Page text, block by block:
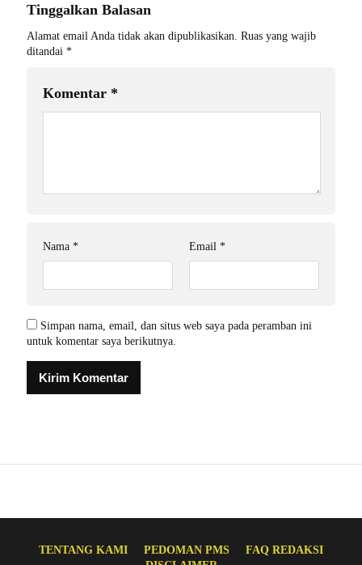
Tinggalkan Balasan
Alamat email Anda tidak akan dipublikasikan. Ruas yang wajib
ditandai *
Komentar *
Nama * Email *
Simpan nama, email, dan situs web saya pada peramban ini
untuk komentar saya berikutnya.
TENTANG KAMI PEDOMAN PMS
FAQ REDAKSI